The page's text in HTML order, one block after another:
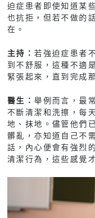
迫症患者即使知道某
也抗拒，但若不做的
在。
主持：若強迫症患者
到不舒服，這種不適
緊張起來，直到完成
醫生：舉例而言，最
不斷清潔和洗擦，每
地、抹地。儘管他們
髒亂，亦知道自己不
話，內心便會有強烈
清潔行為，這些感覺